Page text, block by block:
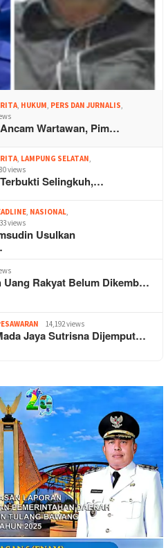
, HUKUM, PERS DAN JURNALIS,
Wartawan, Pim…
, LAMPUNG SELATAN,
views
Selingkuh,…
, NASIONAL,
views
Usulkan
Uang Rakyat Belum Dikemb…
14,192 views
Jaya Sutrisna Dijemput…